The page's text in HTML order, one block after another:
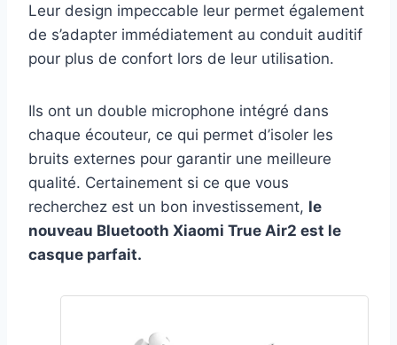
Leur design impeccable leur permet également
de s’adapter immédiatement au conduit auditif
pour plus de confort lors de leur utilisation.
Ils ont un double microphone intégré dans
chaque écouteur, ce qui permet d’isoler les
bruits externes pour garantir une meilleure
qualité. Certainement si ce que vous
recherchez est un bon investissement, le
nouveau Bluetooth Xiaomi True Air2 est le
casque parfait.